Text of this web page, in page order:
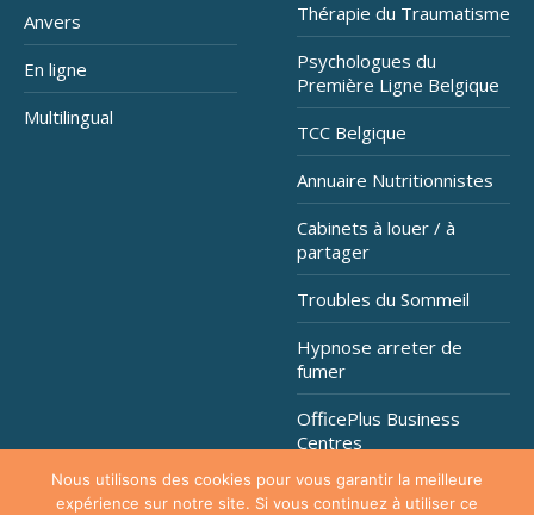
Anvers
En ligne
Multilingual
Thérapie du Traumatisme
Psychologues du
Première Ligne Belgique
TCC Belgique
Annuaire Nutritionnistes
Cabinets à louer / à
partager
Troubles du Sommeil
Hypnose arreter de
fumer
OfficePlus Business
Centres
Nous utilisons des cookies pour vous garantir la meilleure
expérience sur notre site. Si vous continuez à utiliser ce